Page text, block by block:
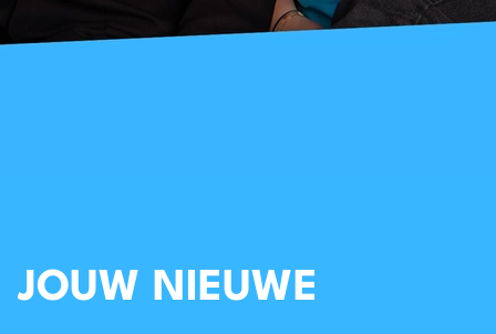
JOUW NIEUWE